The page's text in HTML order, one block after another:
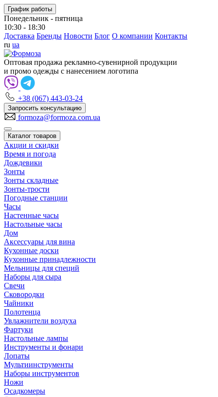
График работы
Понедельник - пятница
10:30 - 18:30
Доставка Бренды Новости Блог О компании Контакты
ru ua
Оптовая продажа рекламно-сувенирной продукции
и промо одежды с нанесением логотипа
+38 (067) 443-03-24
Запросить консультацию
formoza@formoza.com.ua
Каталог товаров
Акции и скидки
Время и погода
Дождевики
Зонты
Зонты складные
Зонты-трости
Погодные станции
Часы
Настенные часы
Настольные часы
Дом
Аксессуары для вина
Кухонные доски
Кухонные принадлежности
Мельницы для специй
Наборы для сыра
Свечи
Сковородки
Чайники
Полотенца
Увлажнители воздуха
Фартуки
Настольные лампы
Инструменты и фонари
Лопаты
Мультиинструменты
Наборы инструментов
Ножи
Осадкомеры